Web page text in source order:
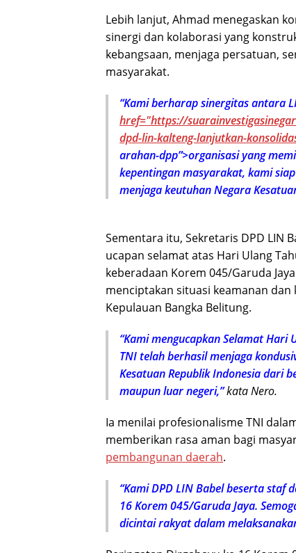
Lebih lanjut, Ahmad menegaskan
sinergi dan kolaborasi yang
kebangsaan, menjaga persatuan,
masyarakat.
“Kami berharap sinergitas antara
href="https://
dpd-lin-kalteng-lanjutkan-
arahan-dpp”>organisasi yang
kepentingan masyarakat, kami
menjaga keutuhan Negara
Sementara itu, Sekretaris DPD LIN
ucapan selamat atas Hari Ulang
keberadaan Korem 045/Garuda
menciptakan situasi keamanan
Kepulauan Bangka Belitung.
“Kami mengucapkan Selamat Hari
TNI telah berhasil menjaga
Kesatuan Republik Indonesia dari
maupun luar negeri,”kata Nero.
Ia menilai profesionalisme TNI
memberikan rasa aman bagi
pembangunan daerah.
“Kami DPD LIN Babel beserta staf
16 Korem 045/Garuda Jaya.
dicintai rakyat dalam